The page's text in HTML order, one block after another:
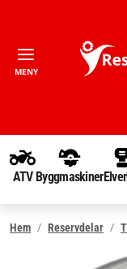
MENY
ATV Byggmaskiner
Hem Reservdelar